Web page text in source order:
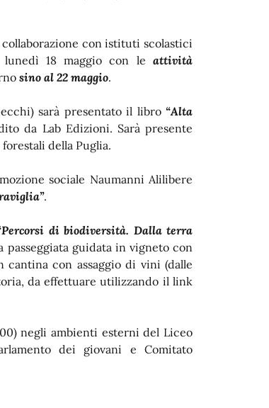
con istituti scolastici
18 maggio con le attività
sino al 22 maggio.
sarà presentato il libro “Alta
da Lab Edizioni. Sarà presente
della Puglia.
sociale Naumanni Alilibere
.
di biodiversità. Dalla terra
guidata in vigneto con
cantina con assaggio di vini (dalle
da effettuare utilizzando il link
negli ambienti esterni del Liceo
dei giovani e Comitato